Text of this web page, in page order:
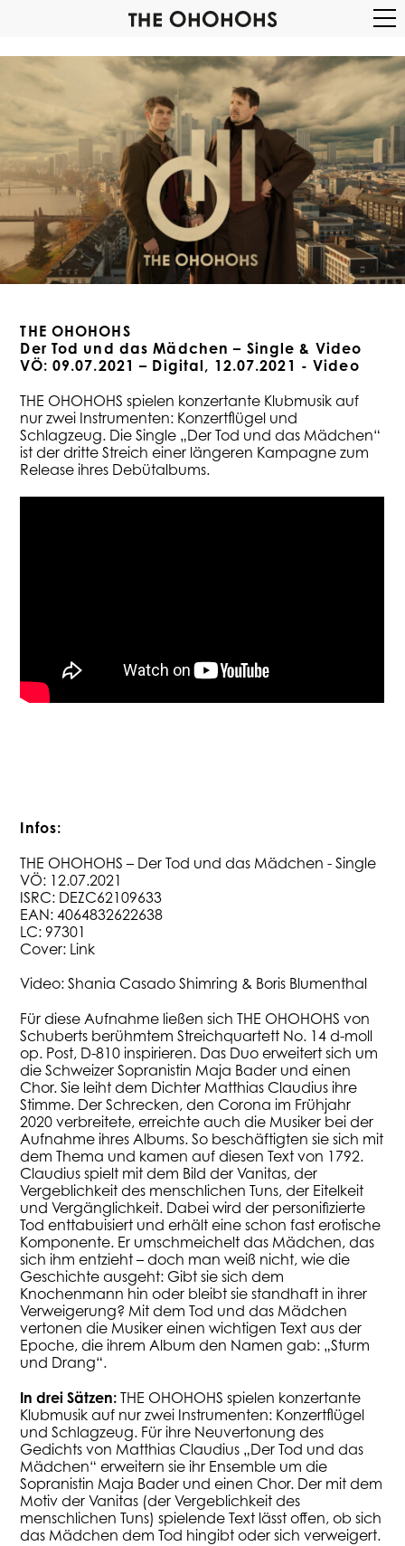
THE OHOHOHS
Der Tod und das Mädchen – Single & Video
VÖ: 09.07.2021 – Digital, 12.07.2021 - Video
THE OHOHOHS spielen konzertante Klubmusik auf
nur zwei Instrumenten: Konzertflügel und
Schlagzeug. Die Single „Der Tod und das Mädchen“
ist der dritte Streich einer längeren Kampagne zum
Release ihres Debütalbums.
Infos:
THE OHOHOHS – Der Tod und das Mädchen - Single
VÖ: 12.07.2021
ISRC: DEZC62109633
EAN: 4064832622638
LC: 97301
Cover: Link
Video: Shania Casado Shimring & Boris Blumenthal
Für diese Aufnahme ließen sich THE OHOHOHS von
Schuberts berühmtem Streichquartett No. 14 d-moll
op. Post, D-810 inspirieren. Das Duo erweitert sich um
die Schweizer Sopranistin Maja Bader und einen
Chor. Sie leiht dem Dichter Matthias Claudius ihre
Stimme. Der Schrecken, den Corona im Frühjahr
2020 verbreitete, erreichte auch die Musiker bei der
Aufnahme ihres Albums. So beschäftigten sie sich mit
dem Thema und kamen auf diesen Text von 1792.
Claudius spielt mit dem Bild der Vanitas, der
Vergeblichkeit des menschlichen Tuns, der Eitelkeit
und Vergänglichkeit. Dabei wird der personifizierte
Tod enttabuisiert und erhält eine schon fast erotische
Komponente. Er umschmeichelt das Mädchen, das
sich ihm entzieht – doch man weiß nicht, wie die
Geschichte ausgeht: Gibt sie sich dem
Knochenmann hin oder bleibt sie standhaft in ihrer
Verweigerung? Mit dem Tod und das Mädchen
vertonen die Musiker einen wichtigen Text aus der
Epoche, die ihrem Album den Namen gab: „Sturm
und Drang“.
In drei Sätzen: THE OHOHOHS spielen konzertante
Klubmusik auf nur zwei Instrumenten: Konzertflügel
und Schlagzeug. Für ihre Neuvertonung des
Gedichts von Matthias Claudius „Der Tod und das
Mädchen“ erweitern sie ihr Ensemble um die
Sopranistin Maja Bader und einen Chor. Der mit dem
Motiv der Vanitas (der Vergeblichkeit des
menschlichen Tuns) spielende Text lässt offen, ob sich
das Mädchen dem Tod hingibt oder sich verweigert.